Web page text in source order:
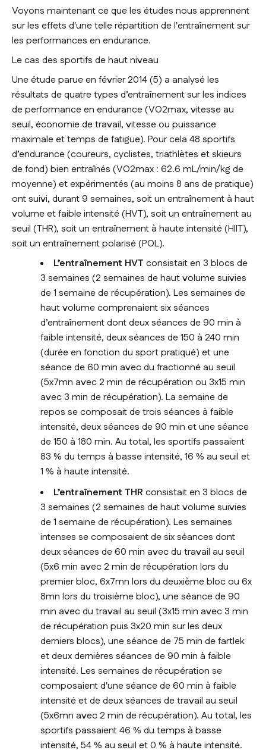
Voyons maintenant ce que les études nous apprennent
sur les effets d'une telle répartition de l'entraînement sur
les performances en endurance.
Le cas des sportifs de haut niveau
Une étude parue en février 2014 (5) a analysé les
résultats de quatre types d’entraînement sur les indices
de performance en endurance (VO2max, vitesse au
seuil, économie de travail, vitesse ou puissance
maximale et temps de fatigue). Pour cela 48 sportifs
d’endurance (coureurs, cyclistes, triathlètes et skieurs
de fond) bien entraînés (VO2max : 62.6 mL/min/kg de
moyenne) et expérimentés (au moins 8 ans de pratique)
ont suivi, durant 9 semaines, soit un entraînement à haut
volume et faible intensité (HVT), soit un entraînement au
seuil (THR), soit un entraînement à haute intensité (HIIT),
soit un entraînement polarisé (POL).
L’entraînement HVT consistait en 3 blocs de
3 semaines (2 semaines de haut volume suivies
de 1 semaine de récupération). Les semaines de
haut volume comprenaient six séances
d’entraînement dont deux séances de 90 min à
faible intensité, deux séances de 150 à 240 min
(durée en fonction du sport pratiqué) et une
séance de 60 min avec du fractionné au seuil
(5x7mn avec 2 min de récupération ou 3x15 min
avec 3 min de récupération). La semaine de
repos se composait de trois séances à faible
intensité, deux séances de 90 min et une séance
de 150 à 180 min. Au total, les sportifs passaient
83 % du temps à basse intensité, 16 % au seuil et
1 % à haute intensité.
L’entraînement THR consistait en 3 blocs de
3 semaines (2 semaines de haut volume suivies
de 1 semaine de récupération). Les semaines
intenses se composaient de six séances dont
deux séances de 60 min avec du travail au seuil
(5x6 min avec 2 min de récupération lors du
premier bloc, 6x7mn lors du deuxième bloc ou 6x
8mn lors du troisième bloc), une séance de 90
min avec du travail au seuil (3x15 min avec 3 min
de récupération puis 3x20 min sur les deux
derniers blocs), une séance de 75 min de fartlek
et deux dernières séances de 90 min à faible
intensité. Les semaines de récupération se
composaient d'une séance de 60 min à faible
intensité et de deux séances de travail au seuil
(5x6mn avec 2 min de récupération). Au total, les
sportifs passaient 46 % du temps à basse
intensité, 54 % au seuil et 0 % à haute intensité.